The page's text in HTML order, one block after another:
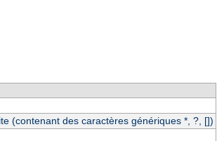
(contenant des caractères génériques *, ?, [])